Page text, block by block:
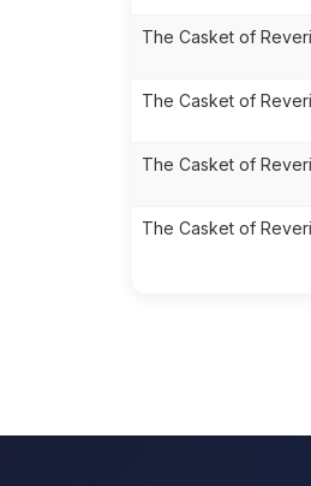
The Casket of
The Casket of
The Casket of
The Casket of